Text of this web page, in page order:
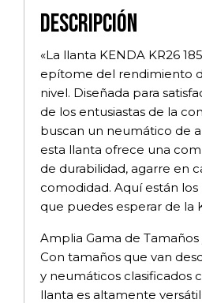
Descripción
«La llanta KENDA KR26
epítome del rendimiento
nivel. Diseñada para
de los entusiastas de la
buscan un neumático de
esta llanta ofrece una
de durabilidad, agarre en
comodidad. Aquí están
que puedes esperar de la
Amplia Gama de Tamaños
Con tamaños que van
y neumáticos clasificados
llanta es altamente